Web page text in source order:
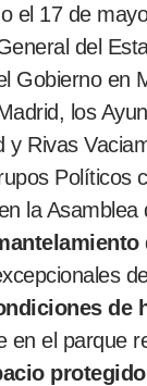
el 17 de
del
Gobierno en
los
y Rivas
Políticos
la Asamblea
de
en el parque